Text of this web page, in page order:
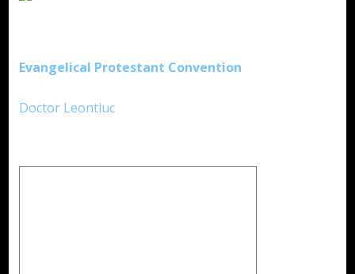
Evangelical Protestant Convention
Doctor Leontiuc